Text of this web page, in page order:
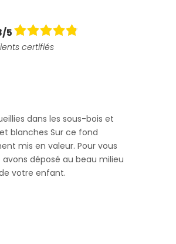
5
certifiés
dans les sous-bois et
blanches Sur ce fond
mis en valeur. Pour vous
déposé au beau milieu
votre enfant.